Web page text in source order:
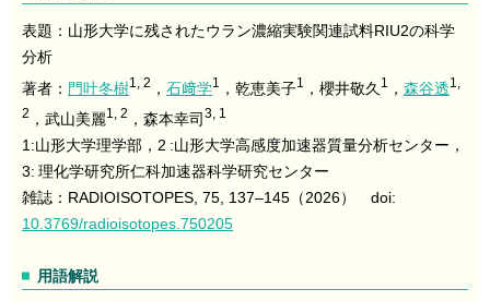
表題：山形大学に残されたウラン濃縮実験関連試料RIU2の科学
分析
著者： 門叶冬樹1, 2 ， 石﨑学1 ，乾恵美子1 ，櫻井敬久 1 ， 森谷透1,
2 ，武山美麗1, 2 ，森本幸司 3, 1
1:山形大学理学部，2 :山形大学高感度加速器質量分析センター，
3: 理化学研究所仁科加速器科学研究センター
雑誌：RADIOISOTOPES, 75, 137–145（2026） doi:
10.3769/radioisotopes.750205
用語解説